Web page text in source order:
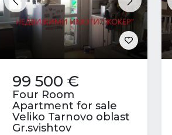
Previous Next
99 500 €
Four Room
Apartment for sale
Veliko Tarnovo oblast
Gr.svishtov